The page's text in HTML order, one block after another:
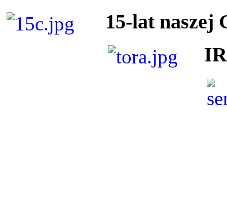
15-lat naszej